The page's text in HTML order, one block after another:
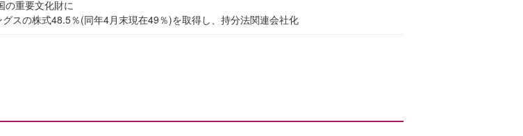
の重要文化財に
スの株式48.5％(同年4月末現在49％)を取得し、持分法関連会社化